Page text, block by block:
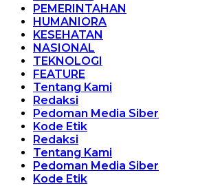
PEMERINTAHAN
HUMANIORA
KESEHATAN
NASIONAL
TEKNOLOGI
FEATURE
Tentang Kami
Redaksi
Pedoman Media Siber
Kode Etik
Redaksi
Tentang Kami
Pedoman Media Siber
Kode Etik